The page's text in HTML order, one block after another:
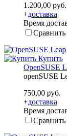
1.200,00 руб.
+доставка
Время
Сравнить
Купить
OpenSUSE
openSUSE
750,00 руб.
+доставка
Время
Сравнить